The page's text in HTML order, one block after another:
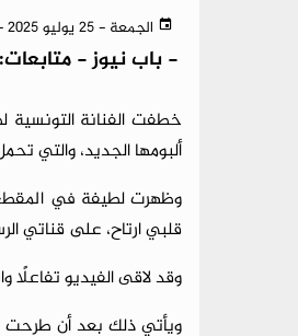
الجمعة - 25 يوليو 2025 - 01:32 م بتوقيت عدن
- باب نيوز - متابعات:
خطفت الفنانة التونسية
ألبومها الجديد، والتي
وظهرت لطيفة في المقطع
قلبي ارتاح، على قناتي
وقد لاقى الفيديو
ويأتي ذلك بعد أن طرحت